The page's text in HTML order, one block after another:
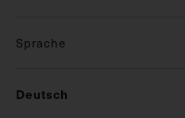
Sprache
Deutsch